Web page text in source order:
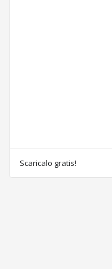
Scaricalo gratis!